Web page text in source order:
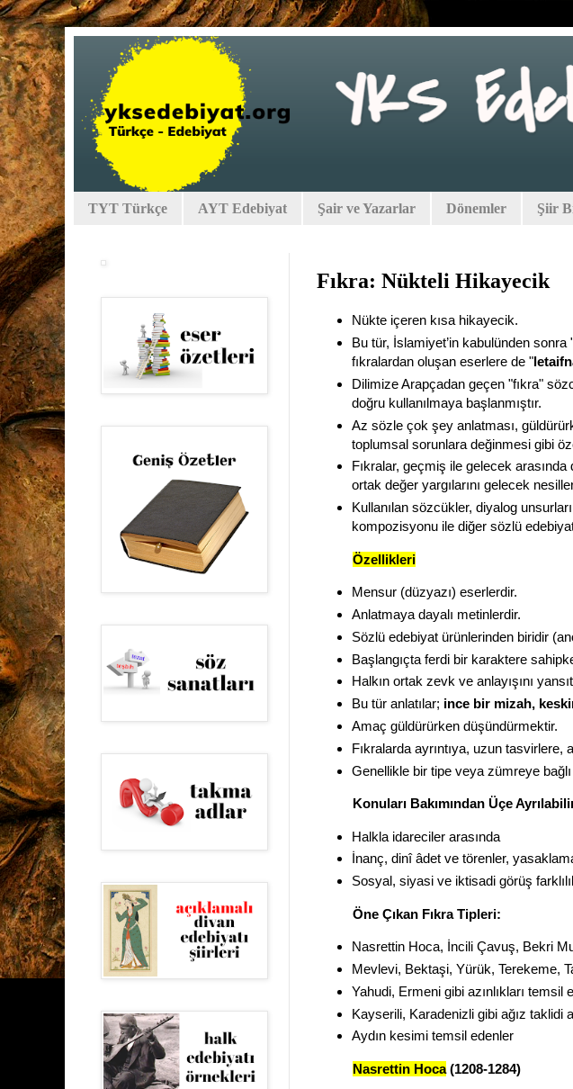
TYT Türkçe AYT Edebiyat Şair ve Yazarlar Dönemler Şiir
Fıkra: Nükteli Hikayecik
Nükte içeren kısa hikayecik.
Bu tür, İslamiyet’in kabulünden sonra
fıkralardan oluşan eserlere de "
Dilimize Arapçadan geçen "fıkra"
doğru kullanılmaya başlanmıştır.
Az sözle çok şey anlatması,
toplumsal sorunlara değinmesi gibi
Fıkralar, geçmiş ile gelecek
ortak değer yargılarını gelecek
Kullanılan sözcükler, diyalog
kompozisyonu ile diğer sözlü
Özellikleri
Mensur (düzyazı) eserlerdir.
Anlatmaya dayalı metinlerdir.
Sözlü edebiyat ürünlerinden biridir
Başlangıçta ferdi bir karaktere
Halkın ortak zevk ve anlayışını
Bu tür anlatılar; ince bir mizah,
Amaç güldürürken düşündürmektir.
Fıkralarda ayrıntıya, uzun tasvirlere,
Genellikle bir tipe veya zümreye bağlı
Konuları Bakımından Üçe
Halkla idareciler arasında
İnanç, dinî âdet ve törenler,
Sosyal, siyasi ve iktisadi görüş
Öne Çıkan Fıkra Tipleri:
Nasrettin Hoca, İncili Çavuş, Bekri
Mevlevi, Bektaşi, Yürük, Terekeme,
Yahudi, Ermeni gibi azınlıkları temsil
Kayserili, Karadenizli gibi ağız taklidi
Aydın kesimi temsil edenler
Nasrettin Hoca(1208-1284)